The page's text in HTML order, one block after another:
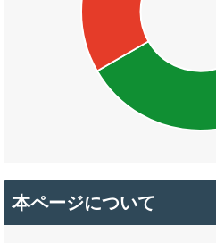
本ページについて